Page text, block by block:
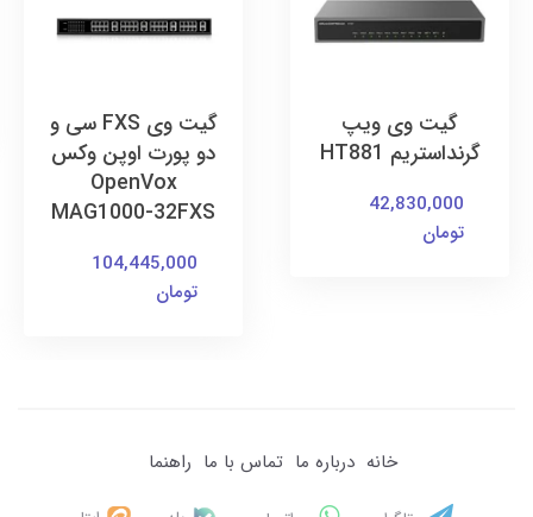
گیت وی ویپ
گرنداستریم HT881
42,830,000
تومان
گیت وی FXS سی و
دو پورت اوپن وکس
OpenVox
MAG1000-32FXS
104,445,000
تومان
خانه درباره ما تماس با ما راهنما